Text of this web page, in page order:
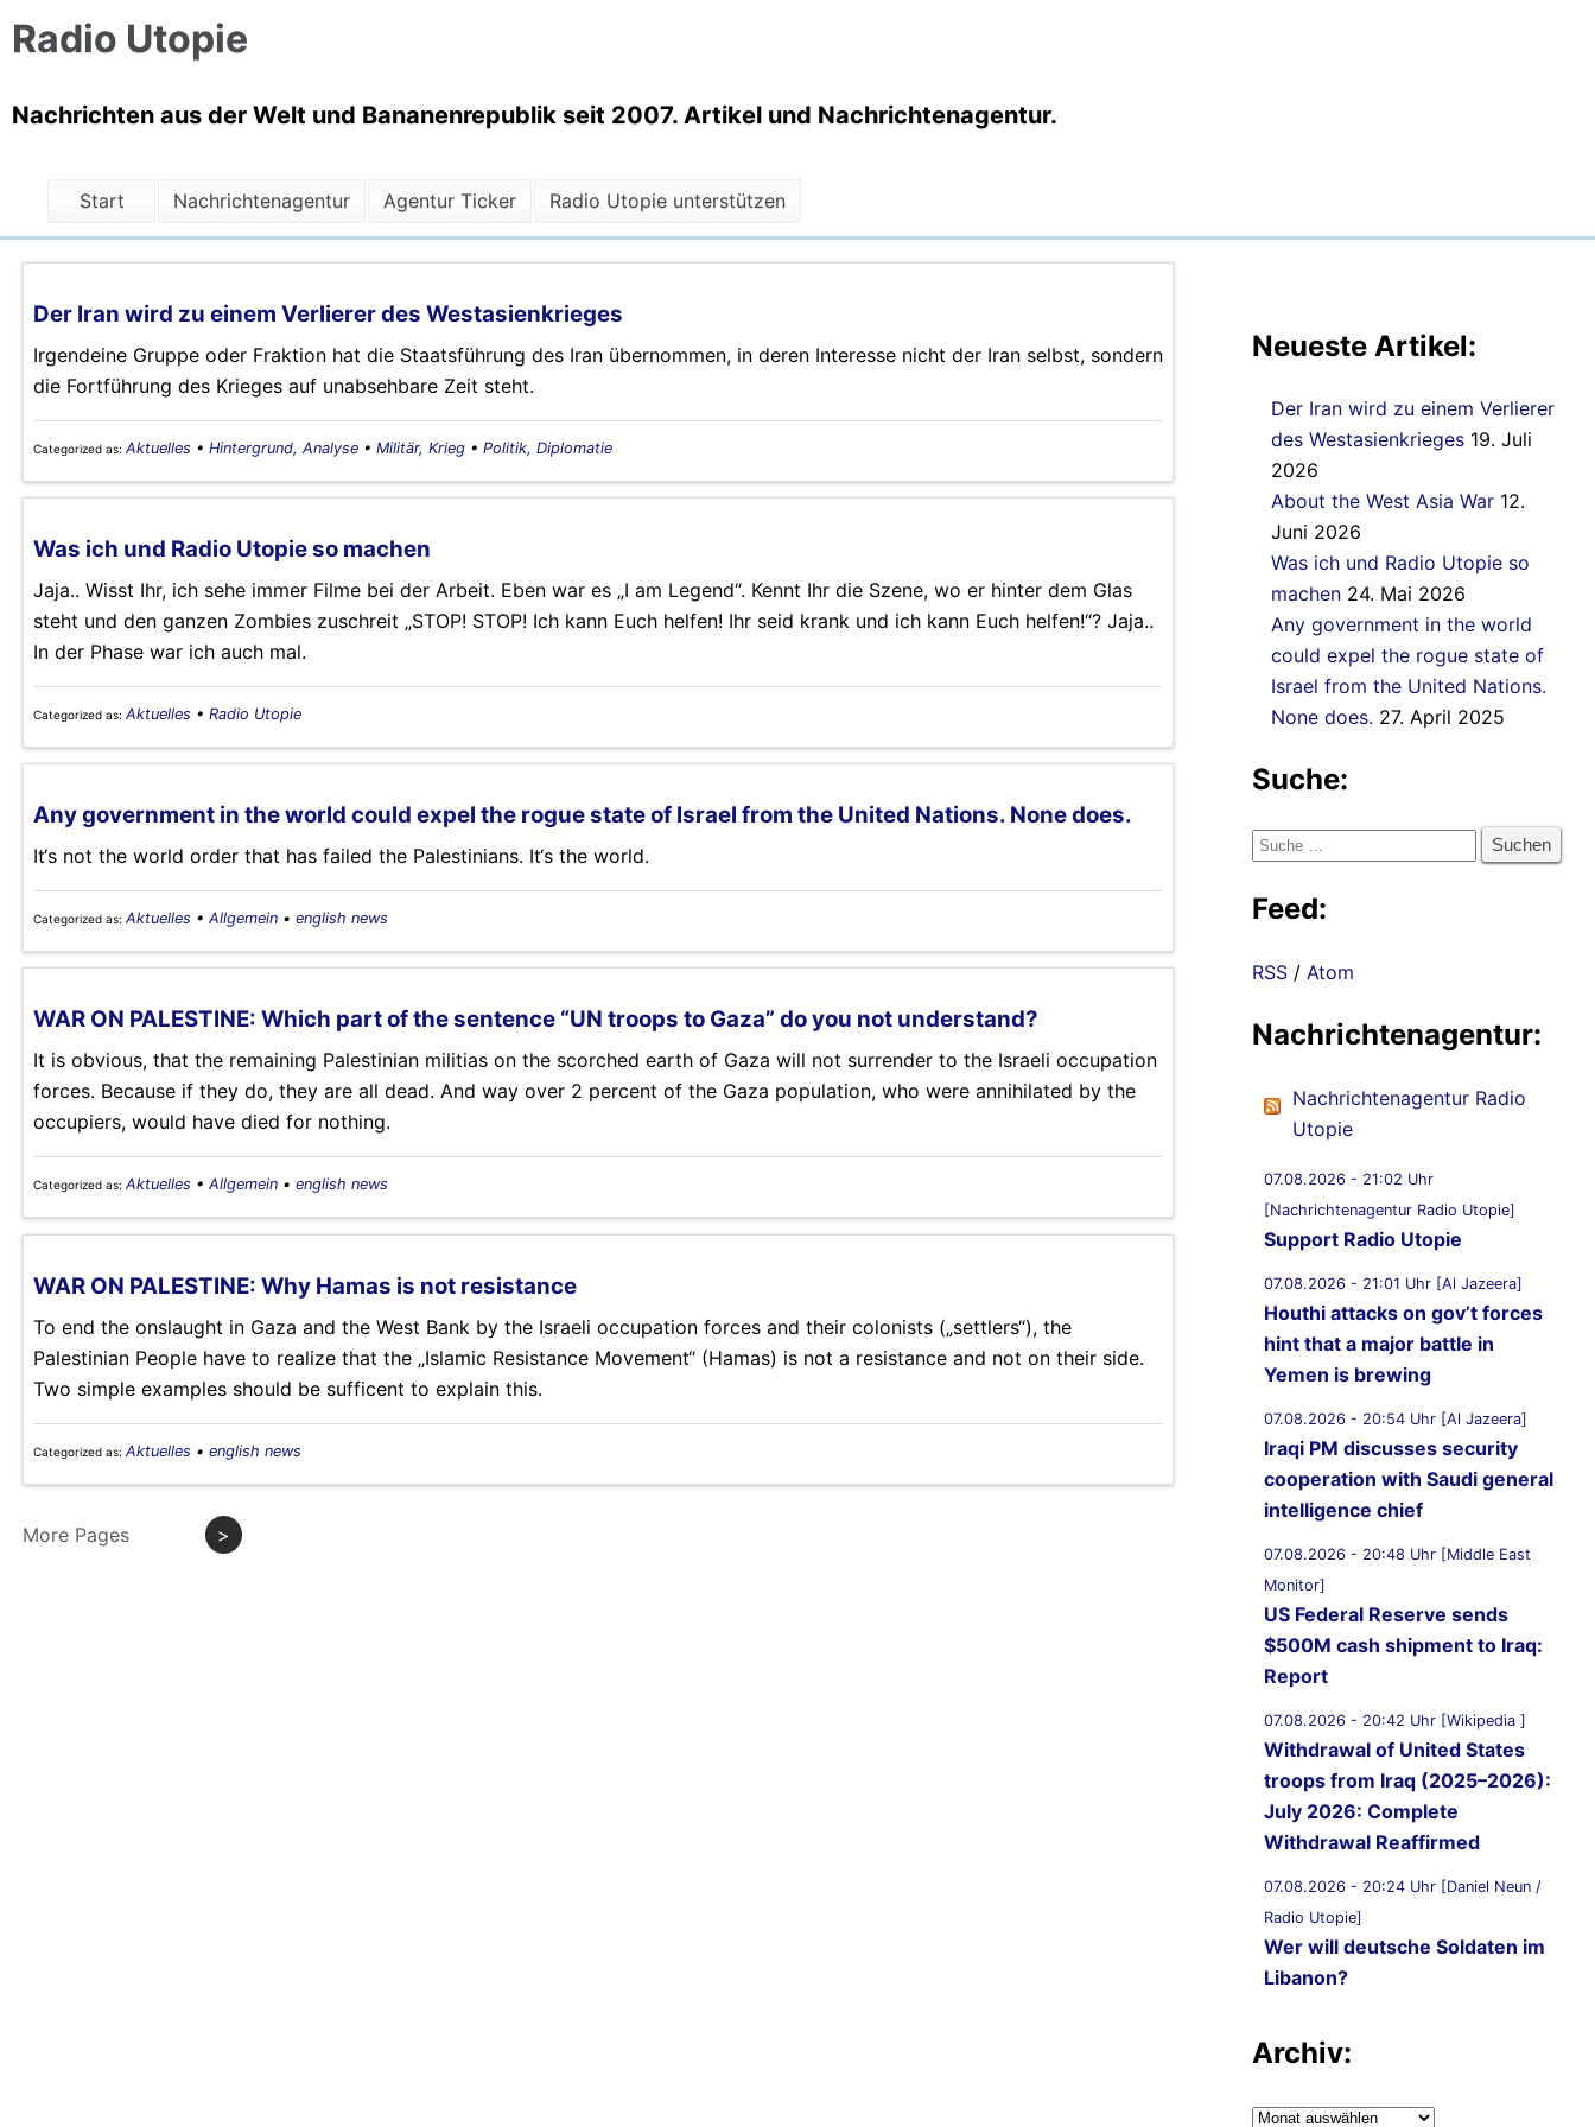
Radio Utopie
Nachrichten aus der Welt und Bananenrepublik seit 2007. Artikel und Nachrichtenagentur.
Start Nachrichtenagentur Agentur Ticker Radio Utopie unterstützen
Der Iran wird zu einem Verlierer des Westasienkrieges
Irgendeine Gruppe oder Fraktion hat die Staatsführung des Iran übernommen, in deren Interesse nicht der Iran selbst, sondern
die Fortführung des Krieges auf unabsehbare Zeit steht.
Categorized as: Aktuelles • Hintergrund, Analyse • Militär, Krieg • Politik, Diplomatie
Was ich und Radio Utopie so machen
Jaja.. Wisst Ihr, ich sehe immer Filme bei der Arbeit. Eben war es „I am Legend“. Kennt Ihr die Szene, wo er hinter dem Glas
steht und den ganzen Zombies zuschreit „STOP! STOP! Ich kann Euch helfen! Ihr seid krank und ich kann Euch helfen!“? Jaja..
In der Phase war ich auch mal.
Categorized as: Aktuelles • Radio Utopie
Any government in the world could expel the rogue state of Israel from the United Nations. None does.
It‘s not the world order that has failed the Palestinians. It‘s the world.
Categorized as: Aktuelles • Allgemein • english news
WAR ON PALESTINE: Which part of the sentence “UN troops to Gaza” do you not understand?
It is obvious, that the remaining Palestinian militias on the scorched earth of Gaza will not surrender to the Israeli occupation
forces. Because if they do, they are all dead. And way over 2 percent of the Gaza population, who were annihilated by the
occupiers, would have died for nothing.
Categorized as: Aktuelles • Allgemein • english news
WAR ON PALESTINE: Why Hamas is not resistance
To end the onslaught in Gaza and the West Bank by the Israeli occupation forces and their colonists („settlers“), the
Palestinian People have to realize that the „Islamic Resistance Movement“ (Hamas) is not a resistance and not on their side.
Two simple examples should be sufficent to explain this.
Categorized as: Aktuelles • english news
More Pages >
Neueste Artikel:
Der Iran wird zu einem Verlierer
des Westasienkrieges 19. Juli
2026
About the West Asia War 12.
Juni 2026
Was ich und Radio Utopie so
machen 24. Mai 2026
Any government in the world
could expel the rogue state of
Israel from the United Nations.
None does. 27. April 2025
Suche:
Suche
Feed:
RSS / Atom
Nachrichtenagentur:
Nachrichtenagentur Radio
Utopie
07.08.2026 - 21:02 Uhr
[Nachrichtenagentur Radio Utopie]
Support Radio Utopie
07.08.2026 - 21:01 Uhr [Al Jazeera]
Houthi attacks on gov’t forces
hint that a major battle in
Yemen is brewing
07.08.2026 - 20:54 Uhr [Al Jazeera]
Iraqi PM discusses security
cooperation with Saudi general
intelligence chief
07.08.2026 - 20:48 Uhr [Middle East
Monitor]
US Federal Reserve sends
$500M cash shipment to Iraq:
Report
07.08.2026 - 20:42 Uhr [Wikipedia ]
Withdrawal of United States
troops from Iraq (2025–2026):
July 2026: Complete
Withdrawal Reaffirmed
07.08.2026 - 20:24 Uhr [Daniel Neun /
Radio Utopie]
Wer will deutsche Soldaten im
Libanon?
Eye]
of countries that could send
Archiv:
Archiv: